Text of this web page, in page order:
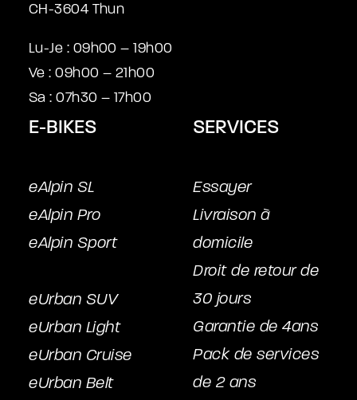
CH-3604 Thun
Lu-Je : 09h00 – 19h00
Ve : 09h00 – 21h00
Sa : 07h30 – 17h00
E-BIKES
eAlpin SL
eAlpin Pro
eAlpin Sport
eUrban SUV
eUrban Light
eUrban Cruise
eUrban Belt
SERVICES
Essayer
Livraison à
domicile
Droit de retour de
30 jours
Garantie de 4ans
Pack de services
de 2 ans